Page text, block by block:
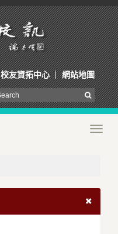
校友資拓中心 網站地圖